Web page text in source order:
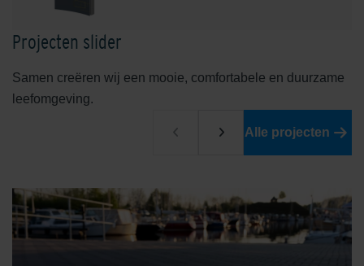
Ockenburgh Herfst Nuance
Projecten slider
Samen creëren wij een mooie, comfortabele en duurzame
leefomgeving.
Alle projecten